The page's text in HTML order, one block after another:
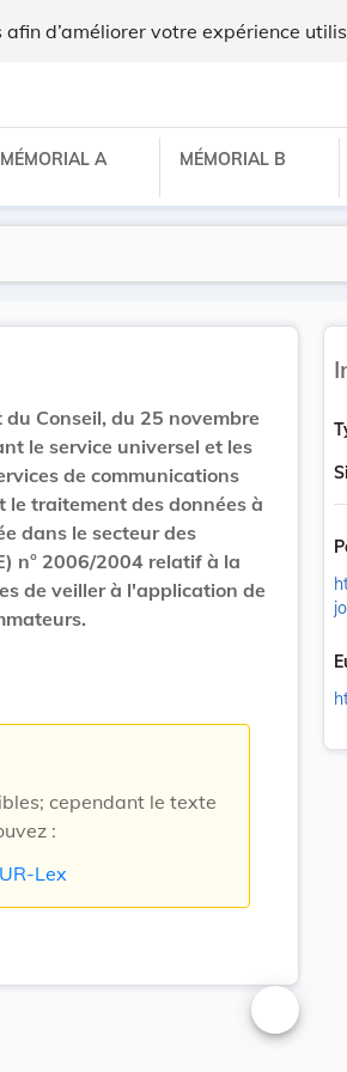
d’améliorer votre expérience
MÉMORIAL A MÉMORIAL B
Conseil, du 25 novembre
le service universel et les
de communications
le traitement des données à
dans le secteur des
n° 2006/2004 relatif à la
de veiller à l'application de
cependant le texte
:
Lex
Changer
jo